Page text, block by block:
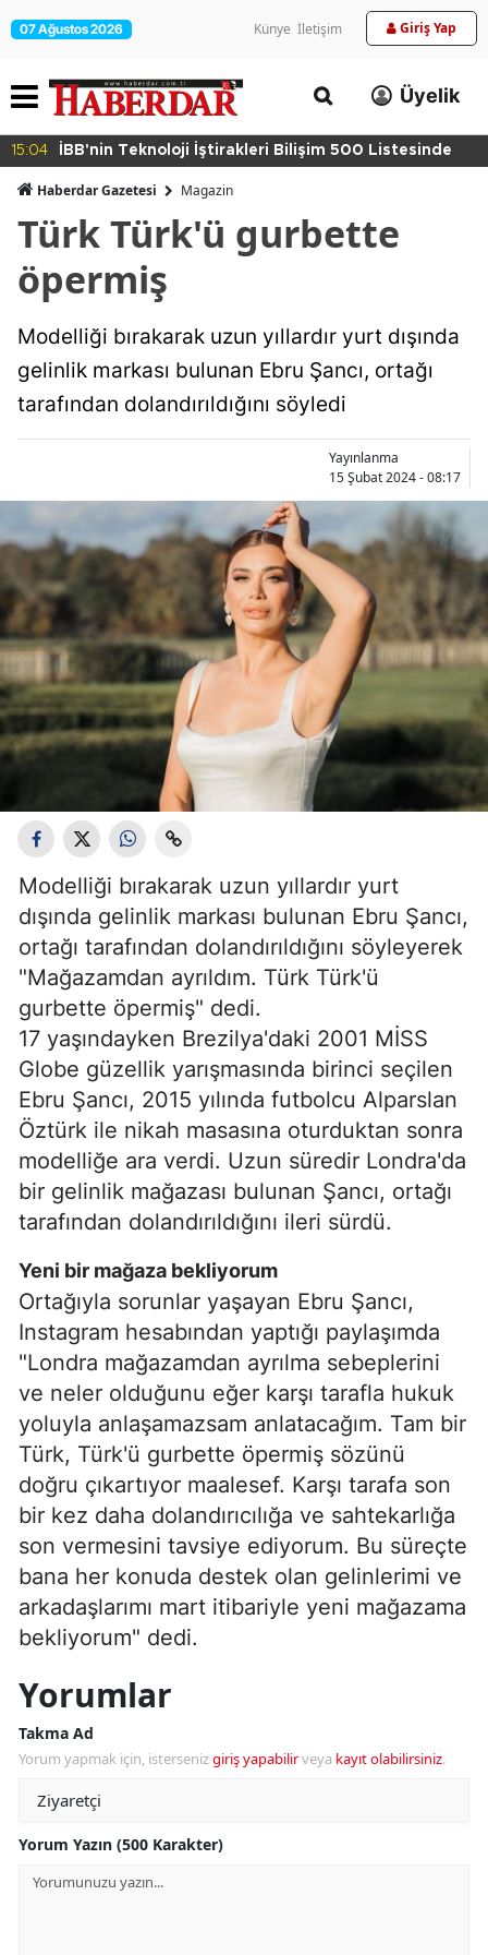
07 Ağustos 2026 Künye İletişim Giriş Yap
Üyelik
15:04 İBB'nin Teknoloji İştirakleri Bilişim 500 Listesinde
Haberdar Gazetesi Magazin
Türk Türk'ü gurbette
öpermiş
Modelliği bırakarak uzun yıllardır yurt dışında
gelinlik markası bulunan Ebru Şancı, ortağı
tarafından dolandırıldığını söyledi
Yayınlanma
15 Şubat 2024 - 08:17
Modelliği bırakarak uzun yıllardır yurt
dışında gelinlik markası bulunan Ebru Şancı,
ortağı tarafından dolandırıldığını söyleyerek
"Mağazamdan ayrıldım. Türk Türk'ü
gurbette öpermiş" dedi.
17 yaşındayken Brezilya'daki 2001 MİSS
Globe güzellik yarışmasında birinci seçilen
Ebru Şancı, 2015 yılında futbolcu Alparslan
Öztürk ile nikah masasına oturduktan sonra
modelliğe ara verdi. Uzun süredir Londra'da
bir gelinlik mağazası bulunan Şancı, ortağı
tarafından dolandırıldığını ileri sürdü.
Yeni bir mağaza bekliyorum
Ortağıyla sorunlar yaşayan Ebru Şancı,
Instagram hesabından yaptığı paylaşımda
"Londra mağazamdan ayrılma sebeplerini
ve neler olduğunu eğer karşı tarafla hukuk
yoluyla anlaşamazsam anlatacağım. Tam bir
Türk, Türk'ü gurbette öpermiş sözünü
doğru çıkartıyor maalesef. Karşı tarafa son
bir kez daha dolandırıcılığa ve sahtekarlığa
son vermesini tavsiye ediyorum. Bu süreçte
bana her konuda destek olan gelinlerimi ve
arkadaşlarımı mart itibariyle yeni mağazama
bekliyorum" dedi.
Yorumlar
Takma Ad
Yorum yapmak için, istersenizgiriş yapabilirveya kayıt olabilirsiniz.
Yorum Yazın (500 Karakter)